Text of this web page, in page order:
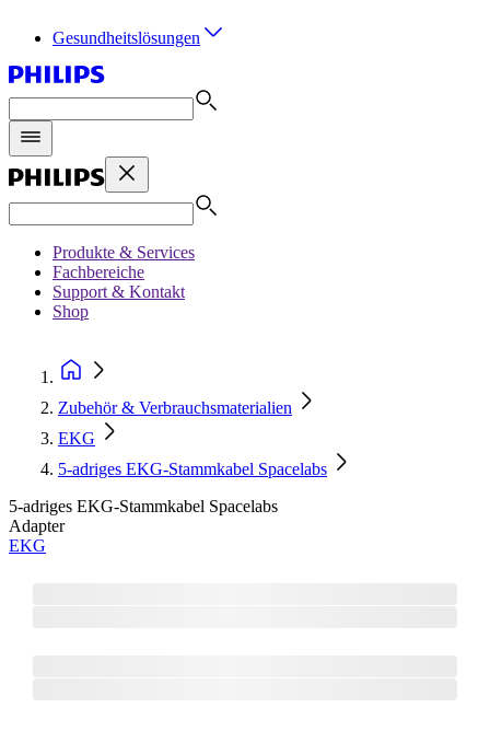
Gesundheitslösungen
Produkte & Services
Fachbereiche
Support & Kontakt
Shop
Zubehör & Verbrauchsmaterialien
EKG
5-adriges EKG-Stammkabel Spacelabs
5-adriges EKG-Stammkabel Spacelabs
Adapter
EKG